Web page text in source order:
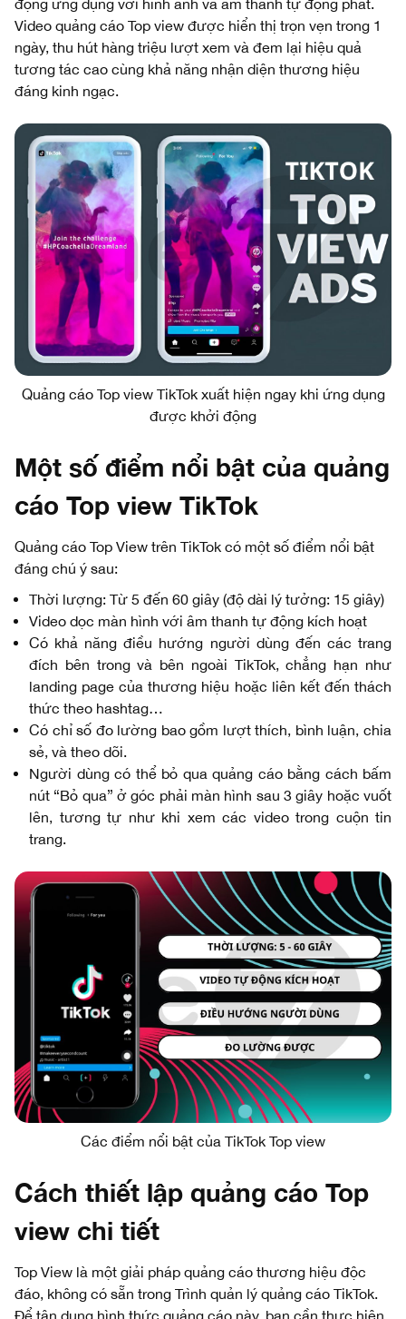
động ứng dụng với hình ảnh và âm thanh tự động phát.
Video quảng cáo Top view được hiển thị trọn vẹn trong 1
ngày, thu hút hàng triệu lượt xem và đem lại hiệu quả
tương tác cao cùng khả năng nhận diện thương hiệu
đáng kinh ngạc.
Quảng cáo Top view TikTok xuất hiện ngay khi ứng dụng
được khởi động
Một số điểm nổi bật của quảng
cáo Top view TikTok
Quảng cáo Top View trên TikTok có một số điểm nổi bật
đáng chú ý sau:
Thời lượng: Từ 5 đến 60 giây (độ dài lý tưởng: 15 giây)
Video dọc màn hình với âm thanh tự động kích hoạt
Có khả năng điều hướng người dùng đến các trang
đích bên trong và bên ngoài TikTok, chẳng hạn như
landing page của thương hiệu hoặc liên kết đến thách
thức theo hashtag…
Có chỉ số đo lường bao gồm lượt thích, bình luận, chia
sẻ, và theo dõi.
Người dùng có thể bỏ qua quảng cáo bằng cách bấm
nút “Bỏ qua” ở góc phải màn hình sau 3 giây hoặc vuốt
lên, tương tự như khi xem các video trong cuộn tin
trang.
Các điểm nổi bật của TikTok Top view
Cách thiết lập quảng cáo Top
view chi tiết
Top View là một giải pháp quảng cáo thương hiệu độc
đáo, không có sẵn trong Trình quản lý quảng cáo TikTok.
Để tận dụng hình thức quảng cáo này, bạn cần thực hiện